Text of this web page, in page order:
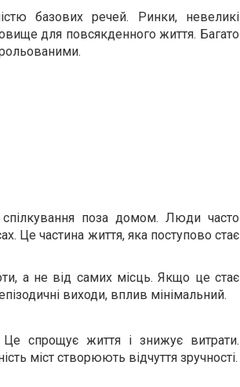
базових речей. Ринки, невеликі
для повсякденного життя. Багато
поза домом. Люди часто
Це частина життя, яка поступово стає
а не від самих місць. Якщо це стає
виходи, вплив мінімальний.
Це спрощує життя і знижує витрати.
міст створюють відчуття зручності.